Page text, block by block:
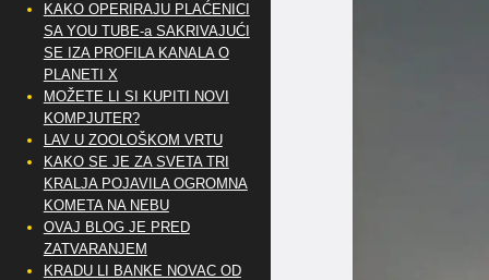
KAKO OPERIRAJU PLAĆENICI
SA YOU TUBE-a SAKRIVAJUĆI
SE IZA PROFILA KANALA O
PLANETI X
MOŽETE LI SI KUPITI NOVI
KOMPJUTER?
LAV U ZOOLOŠKOM VRTU
KAKO SE JE ZA SVETA TRI
KRALJA POJAVILA OGROMNA
KOMETA NA NEBU
OVAJ BLOG JE PRED
ZATVARANJEM
KRADU LI BANKE NOVAC OD